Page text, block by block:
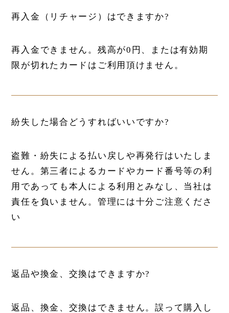
再入金（リチャージ）はできますか?
再入金できません。残高が0円、または有効期
限が切れたカードはご利用頂けません。
紛失した場合どうすればいいですか?
盗難・紛失による払い戻しや再発行はいたしま
せん。第三者によるカードやカード番号等の利
用であっても本人による利用とみなし、当社は
責任を負いません。管理には十分ご注意くださ
い
返品や換金、交換はできますか?
返品、換金、交換はできません。誤って購入し